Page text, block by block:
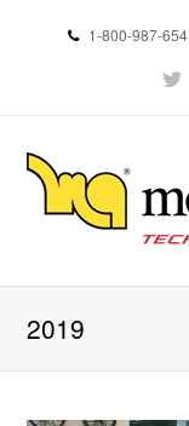
1-800-987-654
2019